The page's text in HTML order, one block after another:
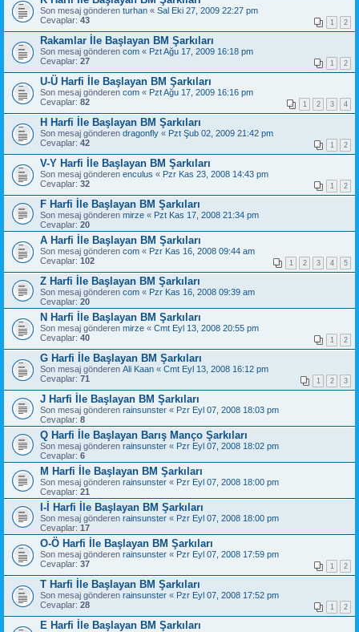
Son mesaj gönderen turhan « Sal Eki 27, 2009 22:27 pm
Cevaplar: 43 1 2
Rakamlar İle Başlayan BM Şarkıları
Son mesaj gönderen com « Pzt Ağu 17, 2009 16:18 pm
Cevaplar: 27 1 2
U-Ü Harfi İle Başlayan BM Şarkıları
Son mesaj gönderen com « Pzt Ağu 17, 2009 16:16 pm
Cevaplar: 82 1 2 3 4
H Harfi İle Başlayan BM Şarkıları
Son mesaj gönderen dragonfly « Pzt Şub 02, 2009 21:42 pm
Cevaplar: 42 1 2
V-Y Harfi İle Başlayan BM Şarkıları
Son mesaj gönderen enculus « Pzr Kas 23, 2008 14:43 pm
Cevaplar: 32 1 2
F Harfi İle Başlayan BM Şarkıları
Son mesaj gönderen mirze « Pzt Kas 17, 2008 21:34 pm
Cevaplar: 20
A Harfi İle Başlayan BM Şarkıları
Son mesaj gönderen com « Pzr Kas 16, 2008 09:44 am
Cevaplar: 102 1 2 3 4 5
Z Harfi İle Başlayan BM Şarkıları
Son mesaj gönderen com « Pzr Kas 16, 2008 09:39 am
Cevaplar: 20
N Harfi İle Başlayan BM Şarkıları
Son mesaj gönderen mirze « Cmt Eyl 13, 2008 20:55 pm
Cevaplar: 40 1 2
G Harfi İle Başlayan BM Şarkıları
Son mesaj gönderen Ali Kaan « Cmt Eyl 13, 2008 16:12 pm
Cevaplar: 71 1 2 3
J Harfi İle Başlayan BM Şarkıları
Son mesaj gönderen rainsunster « Pzr Eyl 07, 2008 18:03 pm
Cevaplar: 8
Q Harfi İle Başlayan Barış Manço Şarkıları
Son mesaj gönderen rainsunster « Pzr Eyl 07, 2008 18:02 pm
Cevaplar: 6
M Harfi İle Başlayan BM Şarkıları
Son mesaj gönderen rainsunster « Pzr Eyl 07, 2008 18:00 pm
Cevaplar: 21
I-İ Harfi İle Başlayan BM Şarkıları
Son mesaj gönderen rainsunster « Pzr Eyl 07, 2008 18:00 pm
Cevaplar: 17
O-Ö Harfi İle Başlayan BM Şarkıları
Son mesaj gönderen rainsunster « Pzr Eyl 07, 2008 17:59 pm
Cevaplar: 37 1 2
T Harfi İle Başlayan BM Şarkıları
Son mesaj gönderen rainsunster « Pzr Eyl 07, 2008 17:52 pm
Cevaplar: 28 1 2
E Harfi İle Başlayan BM Şarkıları